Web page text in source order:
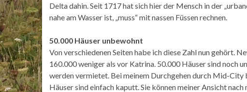
Delta dahin. Seit 1717 hat sich hier der Mensch in der
nahe am Wasser ist, „muss“ mit nassen Füssen rechnen.
50.000 Häuser unbewohnt
Von verschiedenen Seiten habe ich diese Zahl nun gehört.
160.000 weniger als vor Katrina. 50.000 Häuser sind noch
werden vermietet. Bei meinem Durchgehen durch Mid-
Häuser sind einfach kaputt. Sie können meiner Ansicht nach